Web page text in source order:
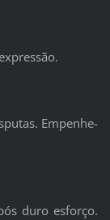
Empenhe-
duro esforço.